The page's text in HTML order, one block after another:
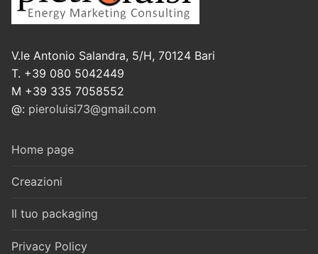
V.le Antonio Salandra, 5/H, 70124 Bari
T. +39 080 5042449
M +39 335 7058552
@: pieroluisi73@gmail.com
Home page
Creazioni
Il tuo packaging
Privacy Policy